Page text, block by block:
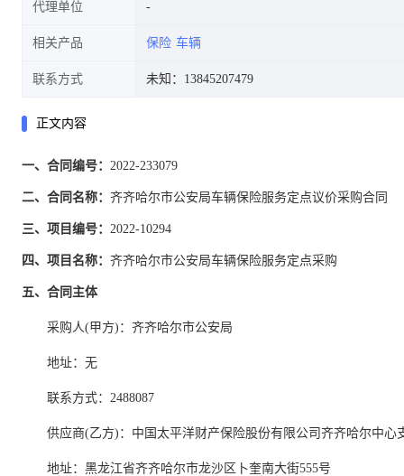
代理单位
相关产品 保险 车辆
联系方式 未知：13845207479
正文内容
一、合同编号： 2022-233079
二、合同名称： 齐齐哈尔市公安局车辆保险服务定点议价采购合同
三、项目编号： 2022-10294
四、项目名称： 齐齐哈尔市公安局车辆保险服务定点采购
五、合同主体
采购人(甲方)：齐齐哈尔市公安局
地址：无
联系方式：2488087
供应商(乙方)：中国太平洋财产保险股份有限公司齐齐哈尔中心
地址：黑龙江省齐齐哈尔市龙沙区卜奎南大街555号